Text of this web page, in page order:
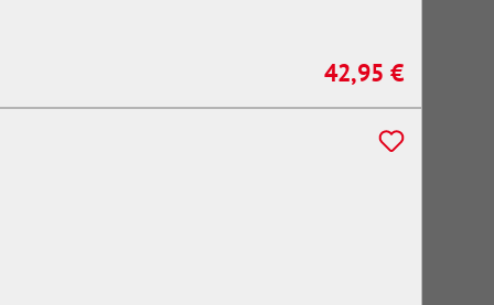
Regulärer Preis:
42,95 €